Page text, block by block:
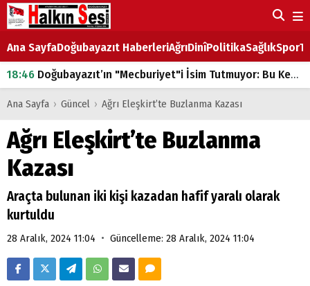
Ana SayfaDoğubayazıt HaberleriAğrıDinîPolitikaSağlıkSpor
18:46 Doğubayazıt’ın "Mecburiyet"i İsim Tutmuyor: Bu Kez de Mem u Zîn Oldu!
07:53Doğubayazıt’ta Ekmek Fiyatlarına Zam
07:16 Doğubayazıt'ta çocukların sırtındaki ağır yük
07:00 DEVLET ve HÜKÜMET
18:29ÇARŞI CADDESİ YAZ BOZ TAHTASI
Ana Sayfa › Güncel › Ağrı Eleşkirt’te Buzlanma Kazası
Ağrı Eleşkirt’te Buzlanma
Kazası
Araçta bulunan iki kişi kazadan hafif yaralı olarak
kurtuldu
28 Aralık, 2024 11:04 • Güncelleme: 28 Aralık, 2024 11:04